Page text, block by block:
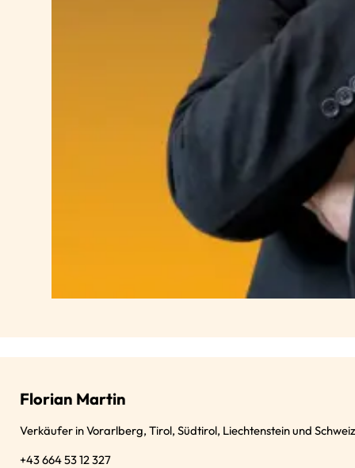
Florian Martin
Verkäufer in Vorarlberg, Tirol, Südtirol, Liechtenstein und Schweiz
+43 664 53 12 327